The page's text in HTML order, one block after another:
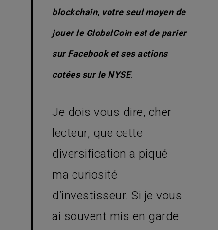
blockchain, votre seul moyen de
jouer le GlobalCoin est de parier
sur Facebook et ses actions
cotées sur le NYSE.
Je dois vous dire, cher
lecteur, que cette
diversification a piqué
ma curiosité
d’investisseur. Si je vous
ai souvent mis en garde